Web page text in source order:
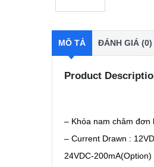
MÔ TẢ ĐÁNH GIÁ (0)
Product
– Khóa nam châm
– Current Drawn :
24VDC-200mA(Option)